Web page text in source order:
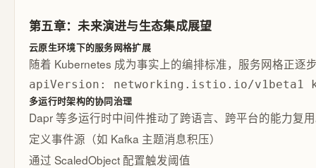
第五章：未来演进与生态集成展望
云原生环境下的服务网格扩展
随着 Kubernetes 成为事实上的编排标准，服务网格正逐
apiVersion: networking.istio.io/v1beta1
多运行时架构的协同治理
Dapr 等多运行时中间件推动了跨语言、跨平台的能力复
定义事件源（如 Kafka 主题消息积压）
通过 ScaledObject 配置触发阈值